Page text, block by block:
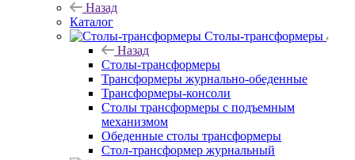
Назад
Каталог
Столы-трансформеры
Назад
Столы-трансформеры
Трансформеры журнально-обеденные
Трансформеры-консоли
Столы трансформеры с подъемным
механизмом
Обеденные столы трансформеры
Стол-трансформер журнальный